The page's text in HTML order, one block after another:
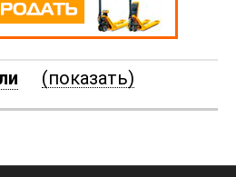
(показать)